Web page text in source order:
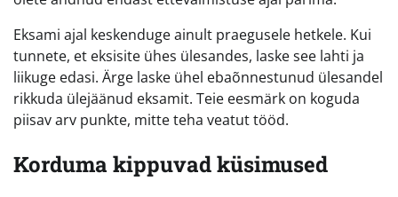
Eksami ajal keskenduge ainult praegusele hetkele. Kui
tunnete, et eksisite ühes ülesandes, laske see lahti ja
liikuge edasi. Ärge laske ühel ebaõnnestunud ülesandel
rikkuda ülejäänud eksamit. Teie eesmärk on koguda
piisav arv punkte, mitte teha veatut tööd.
Korduma kippuvad küsimused